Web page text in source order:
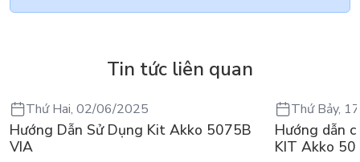
Tin tức liên quan
Thứ Hai, 02/06/2025
Hướng Dẫn Sử Dụng Kit Akko 5075B
VIA
Thứ Bảy,
Hướng dẫn
KIT Akko